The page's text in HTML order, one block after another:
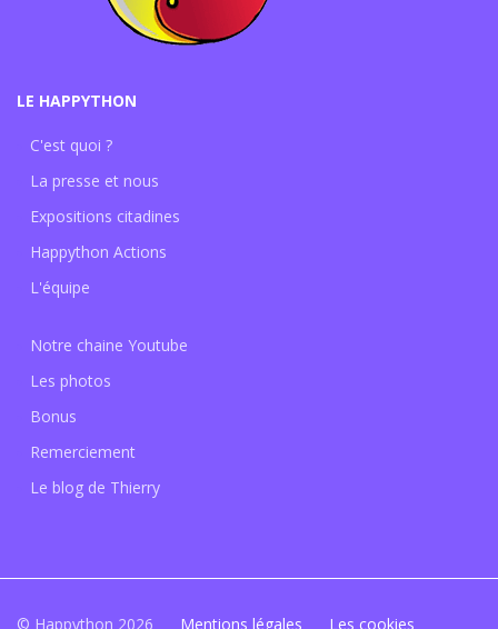
LE HAPPYTHON
C'est quoi ?
La presse et nous
Expositions citadines
Happython Actions
L'équipe
Notre chaine Youtube
Les photos
Bonus
Remerciement
Le blog de Thierry
© Happython 2026 Mentions légales Les cookies